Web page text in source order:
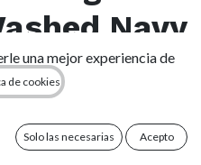
Navy
izquierdo.
una mejor experiencia de
de cookies
Solo las necesarias Acepto